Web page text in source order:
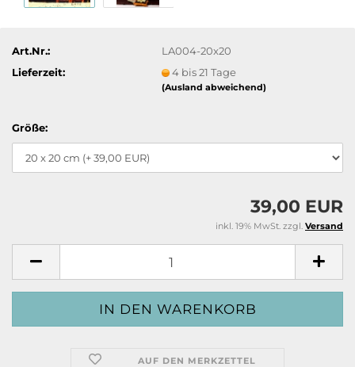
Art.Nr.:
LA004-20x20
Lieferzeit:
4 bis 21 Tage
(Ausland abweichend)
Größe:
39,00 EUR
inkl. 19% MwSt. zzgl. Versand
AUF DEN MERKZETTEL